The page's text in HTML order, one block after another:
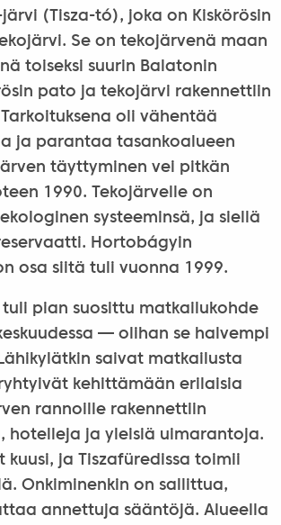
(Tisza-tó), joka on Kiskörösin
Se on tekojärvenä maan
toiseksi suurin Balatonin
pato ja tekojärvi rakennettiin
oli vähentää
ja parantaa tasankoalueen
täyttyminen vei pitkän
1990. Tekojärvelle on
systeeminsä, ja siellä
Hortobágyin
osa siitä tuli vuonna 1999.
tuli pian suosittu matkailukohde
— olihan se halvempi
saivat matkailusta
kehittämään erilaisia
rannoille rakennettiin
hotelleja ja yleisiä uimarantoja.
kuusi, ja Tiszafüredissa toimii
Onkiminenkin on sallittua,
annettuja sääntöjä. Alueella